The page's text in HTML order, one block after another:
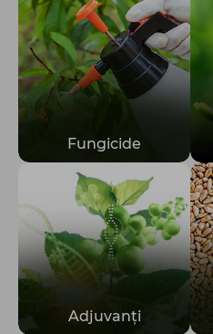
Totul pentru gospodărie
Fungicide
Adjuvanţi